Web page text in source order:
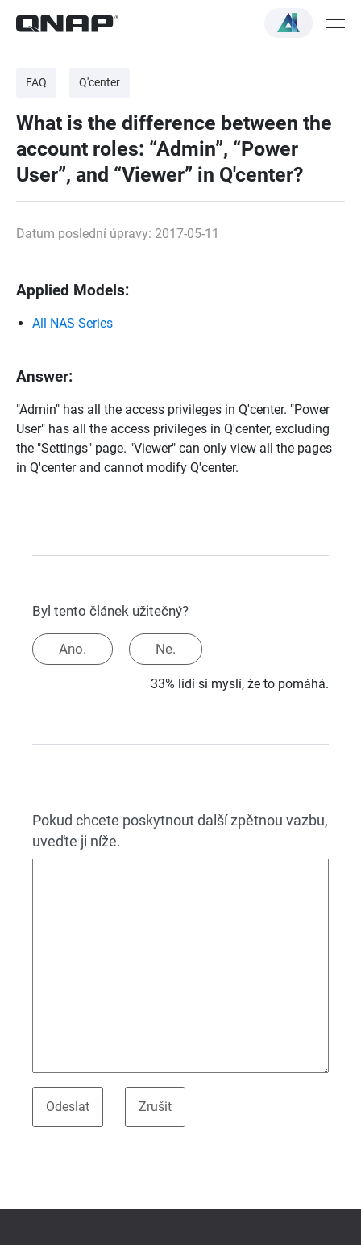
FAQ Q'center
What is the difference between the
account roles: “Admin”, “Power
User”, and “Viewer” in Q'center?
Datum poslední úpravy: 2017-05-11
Applied Models:
All NAS Series
Answer:
"Admin" has all the access privileges in Q'center. "Power
User" has all the access privileges in Q'center, excluding
the "Settings" page. "Viewer" can only view all the pages
in Q'center and cannot modify Q'center.
Byl tento článek užitečný?
Ano. Ne.
33% lidí si myslí, že to pomáhá.
Pokud chcete poskytnout další zpětnou vazbu,
uveďte ji níže.